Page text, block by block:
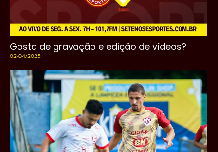
Gosta de gravação e edição de vídeos?
02/04/2025